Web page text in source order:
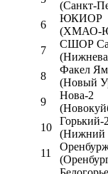
(Санкт-
6
ЮКИОР
(ХМАО-
7
СШОР
8
Факел
(Новый
9
Нова-2
10
Горький-2
(Нижний
11